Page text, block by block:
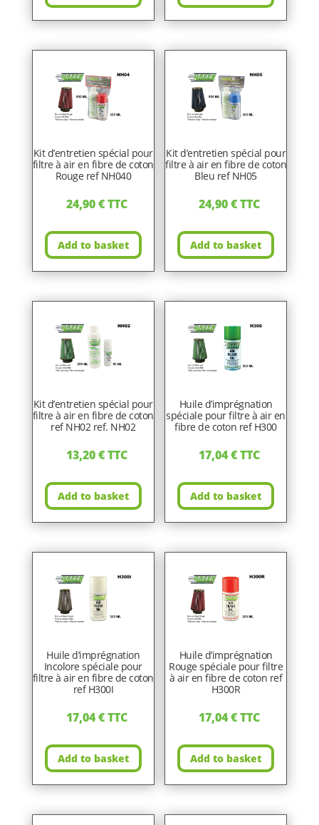
Kit d’entretien spécial pour
filtre à air en fibre de coton
Rouge ref NH040
24,90€TTC
Add to basket
Kit d’entretien spécial pour
filtre à air en fibre de coton
Bleu ref NH05
24,90€TTC
Add to basket
Kit d’entretien spécial pour
filtre à air en fibre de coton
ref NH02 ref. NH02
13,20€TTC
Add to basket
Huile d’imprégnation
spéciale pour filtre à air en
fibre de coton ref H300
17,04€TTC
Add to basket
Huile d’imprégnation
Incolore spéciale pour
filtre à air en fibre de coton
ref H300I
17,04€TTC
Add to basket
Huile d’imprégnation
Rouge spéciale pour filtre
à air en fibre de coton ref
H300R
17,04€TTC
Add to basket